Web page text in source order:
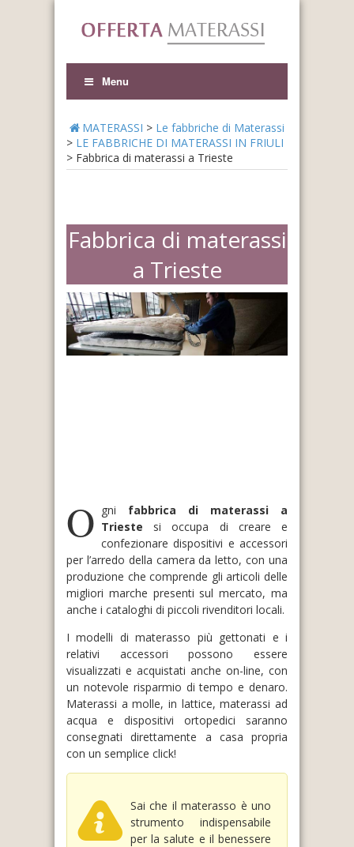
Menu
MATERASSI > Le fabbriche di Materassi
> LE FABBRICHE DI MATERASSI IN FRIULI
> Fabbrica di materassi a Trieste
Fabbrica di materassi
a Trieste
O gni fabbrica di materassi a
Trieste si occupa di creare e
confezionare dispositivi e accessori
per l’arredo della camera da letto, con una
produzione che comprende gli articoli delle
migliori marche presenti sul mercato, ma
anche i cataloghi di piccoli rivenditori locali.
I modelli di materasso più gettonati e i
relativi accessori possono essere
visualizzati e acquistati anche on-line, con
un notevole risparmio di tempo e denaro.
Materassi a molle, in lattice, materassi ad
acqua e dispositivi ortopedici saranno
consegnati direttamente a casa propria
con un semplice click!
Sai che il materasso è uno
strumento indispensabile
per la salute e il benessere